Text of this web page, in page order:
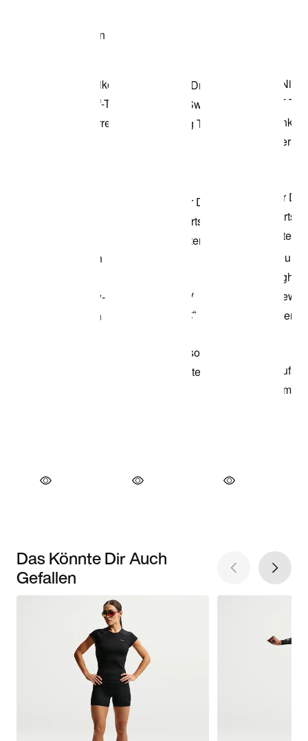
Modell anzeigen
Das Könnte Dir Auch
Gefallen